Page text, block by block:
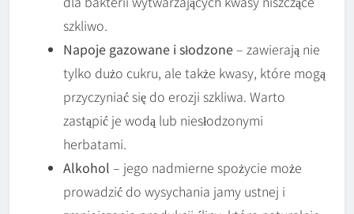
szkliwo.
Napoje gazowane i słodzone– zawierają nie
tylko dużo cukru, ale także kwasy, które mogą
przyczyniać się do erozji szkliwa. Warto
zastąpić je wodą lub niesłodzonymi
herbatami.
Alkohol – jego nadmierne spożycie może
prowadzić do wysychania jamy ustnej i